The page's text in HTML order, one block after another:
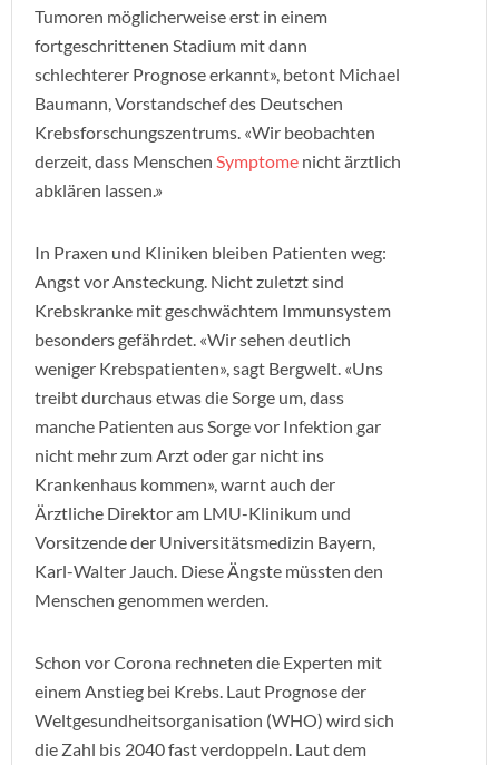
Tumoren möglicherweise erst in einem
fortgeschrittenen Stadium mit dann
schlechterer Prognose erkannt», betont Michael
Baumann, Vorstandschef des Deutschen
Krebsforschungszentrums. «Wir beobachten
derzeit, dass Menschen Symptome nicht ärztlich
abklären lassen.»
In Praxen und Kliniken bleiben Patienten weg:
Angst vor Ansteckung. Nicht zuletzt sind
Krebskranke mit geschwächtem Immunsystem
besonders gefährdet. «Wir sehen deutlich
weniger Krebspatienten», sagt Bergwelt. «Uns
treibt durchaus etwas die Sorge um, dass
manche Patienten aus Sorge vor Infektion gar
nicht mehr zum Arzt oder gar nicht ins
Krankenhaus kommen», warnt auch der
Ärztliche Direktor am LMU-Klinikum und
Vorsitzende der Universitätsmedizin Bayern,
Karl-Walter Jauch. Diese Ängste müssten den
Menschen genommen werden.
Schon vor Corona rechneten die Experten mit
einem Anstieg bei Krebs. Laut Prognose der
Weltgesundheitsorganisation (WHO) wird sich
die Zahl bis 2040 fast verdoppeln. Laut dem